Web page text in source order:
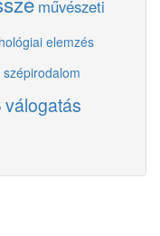
művészeti
elemzés
szépirodalom
válogatás